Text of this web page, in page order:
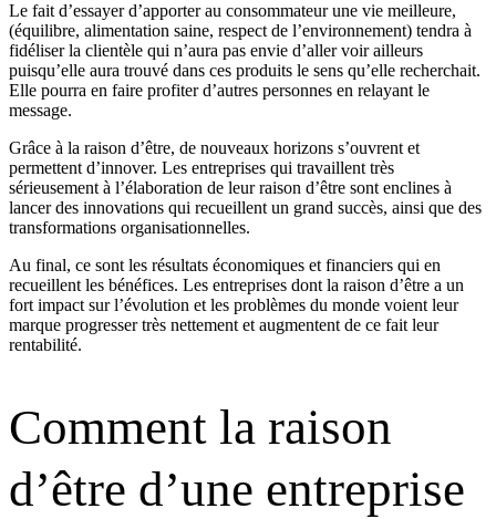
Le fait d’essayer d’apporter au consommateur une vie meilleure,
(équilibre, alimentation saine, respect de l’environnement) tendra à
fidéliser la clientèle qui n’aura pas envie d’aller voir ailleurs
puisqu’elle aura trouvé dans ces produits le sens qu’elle recherchait.
Elle pourra en faire profiter d’autres personnes en relayant le
message.
Grâce à la raison d’être, de nouveaux horizons s’ouvrent et
permettent d’innover. Les entreprises qui travaillent très
sérieusement à l’élaboration de leur raison d’être sont enclines à
lancer des innovations qui recueillent un grand succès, ainsi que des
transformations organisationnelles.
Au final, ce sont les résultats économiques et financiers qui en
recueillent les bénéfices. Les entreprises dont la raison d’être a un
fort impact sur l’évolution et les problèmes du monde voient leur
marque progresser très nettement et augmentent de ce fait leur
rentabilité.
Comment la raison
d’être d’une entreprise